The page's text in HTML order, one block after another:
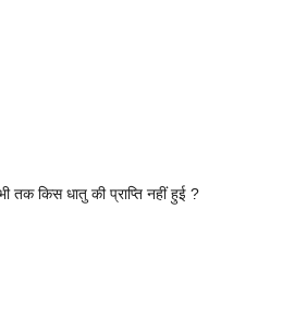
तक किस धातु की प्राप्ति नहीं हुई ?